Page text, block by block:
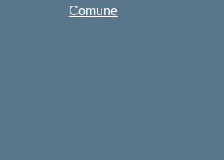
Comune